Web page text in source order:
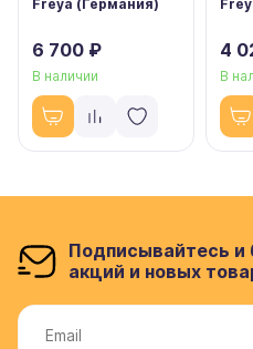
Freya (Германия)
6 700 ₽
В наличии
4
В
Подписывайтесь и
акций и новых